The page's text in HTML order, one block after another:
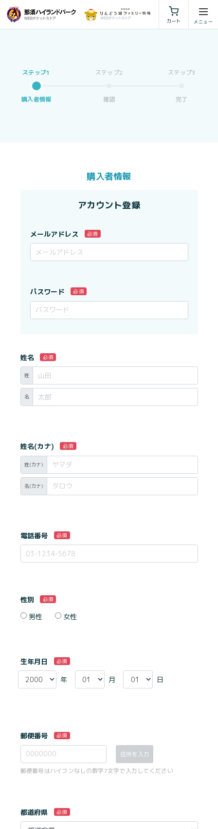
カート
特定商取引法に基づく表示
購入者情報 確認 完了
購入者情報
アカウント登録
メールアドレス 必須
パスワード 必須
姓名 必須
姓
名
姓名(カナ) 必須
姓(カナ)
名(カナ)
電話番号 必須
性別 必須
男性 女性
生年月日 必須
年 月 日
郵便番号 必須
住所を入力
郵便番号はハイフンなしの数字7文字で入力してください
都道府県 必須